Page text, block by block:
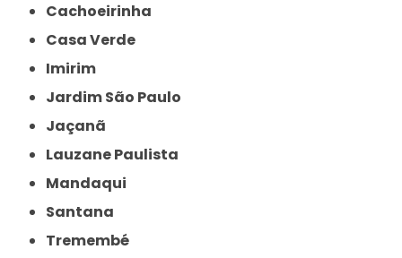
Cachoeirinha
Casa Verde
Imirim
Jardim São Paulo
Jaçanã
Lauzane Paulista
Mandaqui
Santana
Tremembé